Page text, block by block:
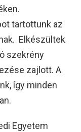
tartottunk az
Elkészültek
szekrény
zajlott. A
így minden
Egyetem